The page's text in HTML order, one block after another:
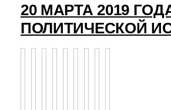
20 МАРТА 2019
ПОЛИТИЧЕСКОЙ